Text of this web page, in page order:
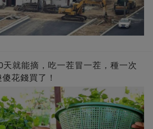
天就能摘，吃一茬冒一茬，種一次
花錢買了！